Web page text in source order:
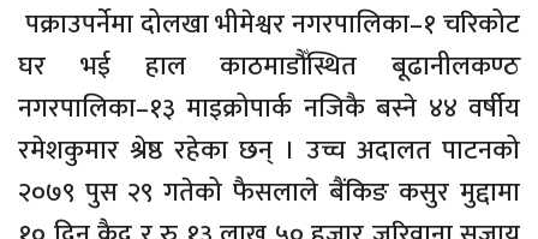
पक्राउपर्नेमा दोलखा भीमेश्वर नगरपालिका–१ चरिकोट
घर भई हाल काठमाडौँस्थित बूढानीलकण्ठ
नगरपालिका–१३ माइक्रोपार्क नजिकै बस्ने ४४ वर्षीय
रमेशकुमार श्रेष्ठ रहेका छन् । उच्च अदालत पाटनको
२०७९ पुस २९ गतेको फैसलाले बैंकिङ कसुर मुद्दामा